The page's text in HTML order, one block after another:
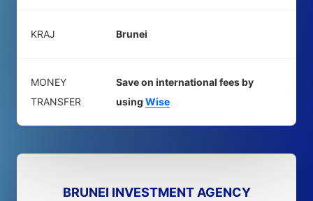
KRAJ Brunei
MONEY
TRANSFER
Save on international fees by
using Wise
BRUNEI INVESTMENT AGENCY